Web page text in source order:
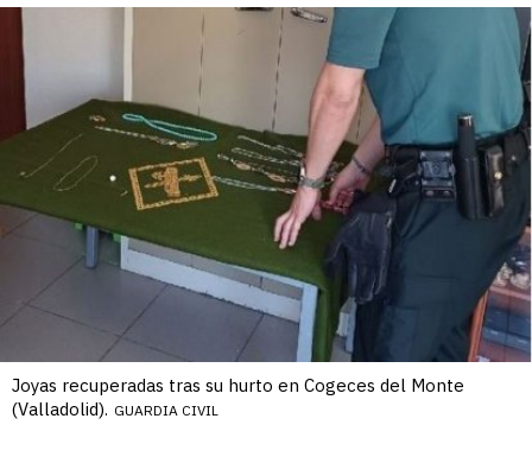
Joyas recuperadas tras su hurto en Cogeces del Monte
(Valladolid). GUARDIA CIVIL